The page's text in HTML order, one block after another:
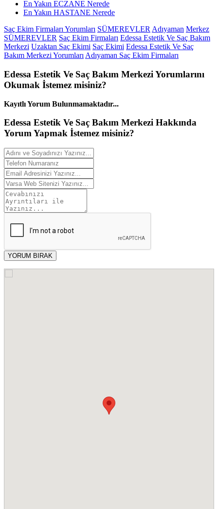
En Yakın ECZANE Nerede
En Yakın HASTANE Nerede
Saç Ekim Firmaları Yorumları SÜMEREVLER Adıyaman Merkez
SÜMEREVLER Saç Ekim Firmaları Edessa Estetik Ve Saç Bakım
Merkezi Uzaktan Saç Ekimi Saç Ekimi Edessa Estetik Ve Saç
Bakım Merkezi Yorumları Adıyaman Saç Ekim Firmaları
Edessa Estetik Ve Saç Bakım Merkezi Yorumlarını
Okumak İstemez misiniz?
Kayıtlı Yorum Bulunmamaktadır...
Edessa Estetik Ve Saç Bakım Merkezi Hakkında
YorumYapmak İstemez misiniz?
YORUM BIRAK